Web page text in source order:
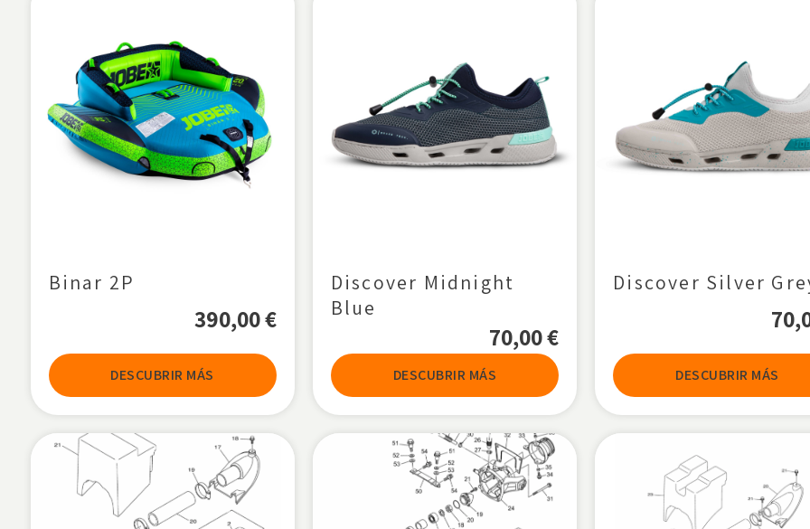
Binar 2P
390,00€
DESCUBRIR MÁS
Discover Midnight
Blue
70,00€
DESCUBRIR MÁS
Discover Silver
DESCUBRIR MÁS